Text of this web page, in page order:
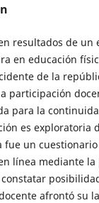
resultados de un
en educación
de la
participación
para la
es exploratoria
fue un
línea mediante la
afrontó su